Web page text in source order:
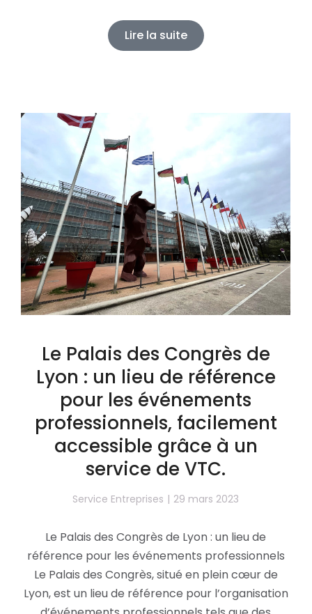
Lire la suite
Le Palais des Congrès de
Lyon : un lieu de référence
pour les événements
professionnels, facilement
accessible grâce à un
service de VTC.
Service Entreprises 29 mars 2023
Le Palais des Congrès de Lyon : un lieu de
référence pour les événements professionnels
Le Palais des Congrès, situé en plein cœur de
Lyon, est un lieu de référence pour l’organisation